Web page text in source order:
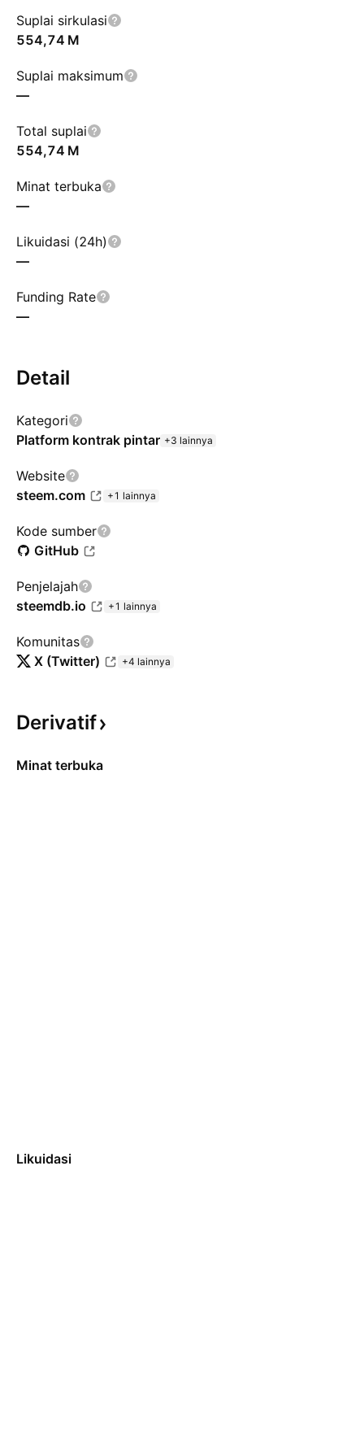
Suplai sirkulasi
‪554,74 M‬
Suplai maksimum
—
Total suplai
‪554,74 M‬
Minat terbuka
—
Likuidasi (24h)
—
Funding Rate
—
Detail
Kategori
Platform kontrak pintar +3 lainnya
Website
steem.com
+1 lainnya
Kode sumber
GitHub
Penjelajah
steemdb.io
+1 lainnya
Komunitas
X (Twitter)
+4 lainnya
Derivatif
Minat terbuka
Likuidasi